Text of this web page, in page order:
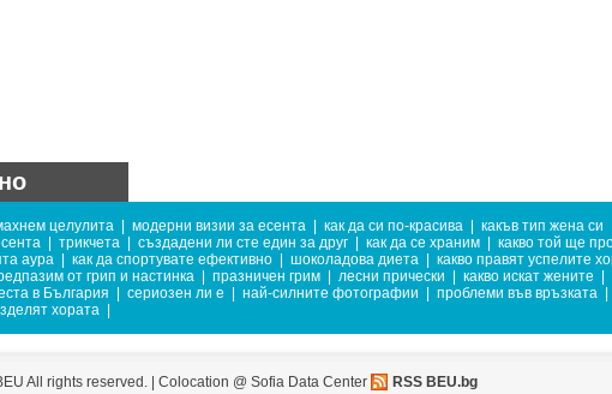
целулита модерни визии за есента как да си по-красива какъв тип жена си
трикчета създадени ли сте един за друг как да се храним какво той ще
аура
как да спортувате ефективно шоколадова диета какво правят успелите
от грип и настинка
празничен грим лесни прически какво искат жените
в България
сериозен ли е най-силните фотографии проблеми във връзката
хората
All rights reserved. | Colocation @ Sofia Data Center RSS BEU.bg